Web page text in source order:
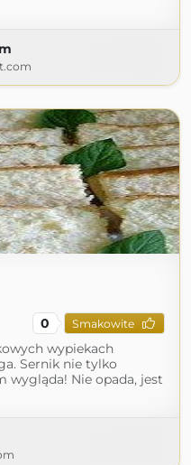
0 Smakowite
wypiekach
Sernik nie tylko
wygląda! Nie opada, jest